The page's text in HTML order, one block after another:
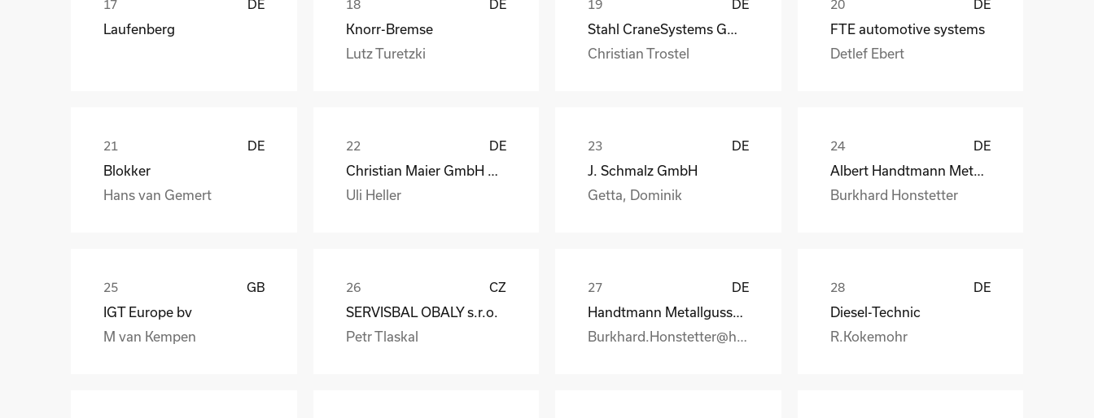
DE
Laufenberg
DE
Knorr-Bremse
Lutz Turetzki
DE
Christian Trostel
DE
FTE automotive systems
Detlef Ebert
DE
Blokker
Hans van Gemert
DE
Uli Heller
DE
J. Schmalz GmbH
Getta, Dominik
DE
Albert Handtmann Metallgusswerk
Burkhard Honstetter
GB
IGT Europe bv
M van Kempen
CZ
SERVISBAL OBALY s.r.o.
Petr Tlaskal
DE DE
Diesel-Technic
R.Kokemohr